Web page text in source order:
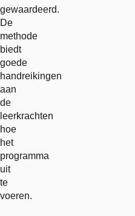
gewaardeerd.
De
methode
biedt
goede
handreikingen
aan
de
leerkrachten
hoe
het
programma
uit
te
voeren.